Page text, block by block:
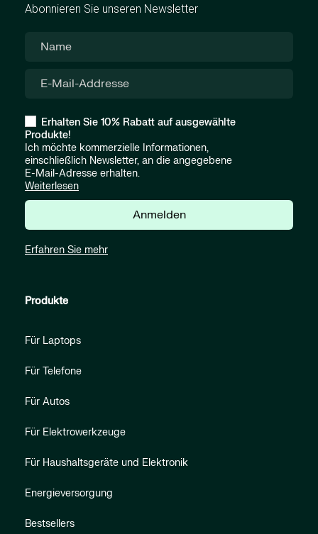
Abonnieren Sie unseren Newsletter
Erhalten Sie 10% Rabatt auf ausgewählte
Produkte!
Ich möchte kommerzielle Informationen,
einschließlich Newsletter, an die angegebene
E-Mail-Adresse erhalten.
Weiterlesen
Anmelden
Erfahren Sie mehr
Produkte
Für Laptops
Für Telefone
Für Autos
Für Elektrowerkzeuge
Für Haushaltsgeräte und Elektronik
Energieversorgung
Bestsellers